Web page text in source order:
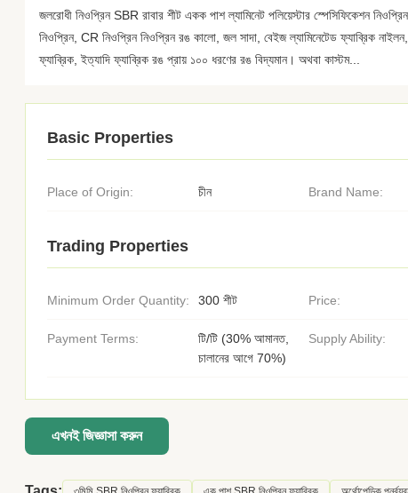
জলরোধী নিওপ্রিন SBR রাবার শীট একক পাশ ল্যামিনেট পলিয়েস্টার স্পেসিফিকেশন
নিওপ্রিন, CR নিওপ্রিন নিওপ্রিন রঙ কালো, জল সাদা, বেইজ ল্যামিনেটেড ফ্যাব্রিক
ফ্যাব্রিক, ইত্যাদি ফ্যাব্রিক রঙ প্রায় ১০০ ধরণের রঙ বিদ্যমান। অথবা কাস্টম...
Basic Properties
Place of Origin: চীন Brand Name:
Trading Properties
Minimum Order Quantity: 300 শীট Price:
Payment Terms:
টি/টি (30% আমানত,
চালানের আগে 70%)
Supply Ability:
এখনই জিজ্ঞাসা করুন